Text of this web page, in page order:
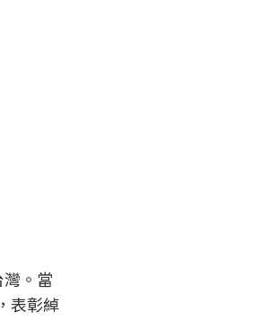
。當
表彰綽